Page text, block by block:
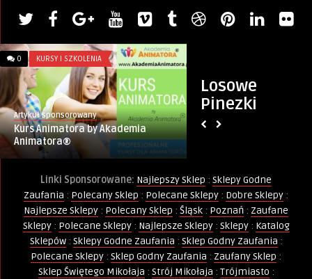
Losowe
Pinezki
0 KURSY I SZKOLENIA
Artykuł sponsorowany
Kurs Animatora by Akademia
Animatora®
Linki Sponsorowane: Najlepszy Sklep : Sklepy Godne
Zaufania : Polecany Sklep : Polecane Sklepy : Dobre Sklepy :
Najlepsze Sklepy : Polecany Sklep : Śląsk : Poznań : Zaufane
Sklepy: Polecane Sklepy: Najlepsze Sklepy: Sklepy: Katalog
Sklepów: Sklepy Godne Zaufania : Sklep Godny Zaufania :
Polecane Sklepy : Sklep Godny Zaufania : Zaufany Sklep :
Sklep Świętego Mikołaja : Strój Mikołaja : Trójmiasto :